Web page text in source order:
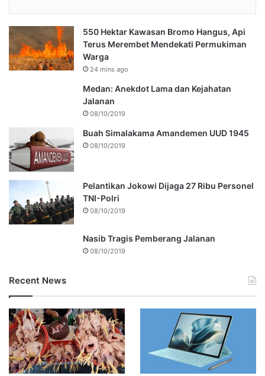
550 Hektar Kawasan Bromo Hangus, Api
Terus Merembet Mendekati Permukiman
Warga
24 mins ago
Medan: Anekdot Lama dan Kejahatan
Jalanan
08/10/2019
Buah Simalakama Amandemen UUD 1945
08/10/2019
Pelantikan Jokowi Dijaga 27 Ribu Personel
TNI-Polri
08/10/2019
Nasib Tragis Pemberang Jalanan
08/10/2019
Recent News